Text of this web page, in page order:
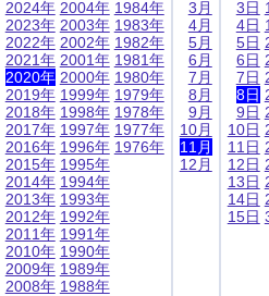
2024年
2023年
2022年
2021年
2020年
2019年
2018年
2017年
2016年
2015年
2014年
2013年
2012年
2011年
2010年
2009年
2008年
2004年
2003年
2002年
2001年
2000年
1999年
1998年
1997年
1996年
1995年
1994年
1993年
1992年
1991年
1990年
1989年
1988年
1984年
1983年
1982年
1981年
1980年
1979年
1978年
1977年
1976年
3月
4月
5月
6月
7月
8月
9月
10月
11月
12月
3日
4日
5日
6日
7日
8日
9日
10日
11日
12日
13日
14日
15日